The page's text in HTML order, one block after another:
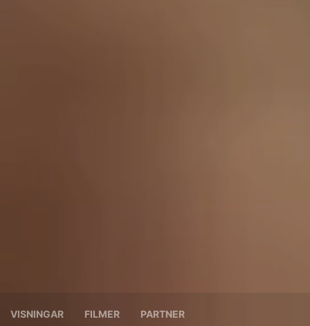
VISNINGAR FILMER PARTNER